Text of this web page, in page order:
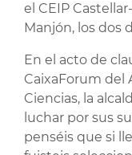
el CEIP
Manjón, los dos
En el acto de
CaixaForum del
Ciencias, la
luchar por sus
penséis que si